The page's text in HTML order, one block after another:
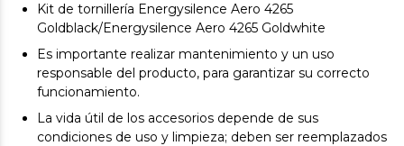
Kit de tornillería Energysilence Aero 4265
Goldblack/Energysilence Aero 4265 Goldwhite
Es importante realizar mantenimiento y un uso
responsable del producto, para garantizar su correcto
funcionamiento.
La vida útil de los accesorios depende de sus
condiciones de uso y limpieza; deben ser reemplazados